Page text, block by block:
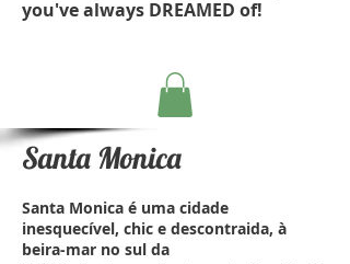
you've always DREAMED of!
Santa Monica
Santa Monica é uma cidade
inesquecível, chic e descontraida, à
beira-mar no sul da